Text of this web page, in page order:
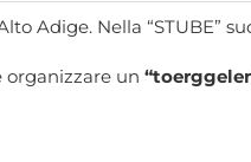
Adige. Nella “STUBE”
organizzare un